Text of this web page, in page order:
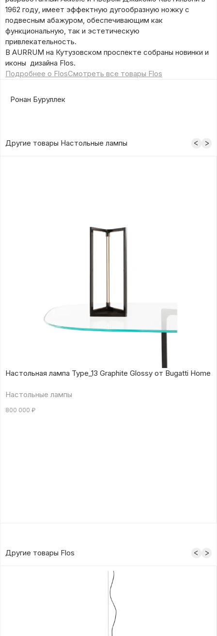
1962 году, имеет эффектную дугообразную ножку с
подвесным абажуром, обеспечивающим как
функциональную, так и эстетическую
привлекательность.
В AURRUM на Кутузовском проспекте собраны новинки и
иконы дизайна Flos.
Подробнее о FlosСмотреть все товары Flos
Ронан Буруллек
Другие товары Настольные лампы
Настольная лампа Type_13 Graphite Glossy от Bugatti Home
Настольные лампы
800 000 ₽
Другие товары Flos